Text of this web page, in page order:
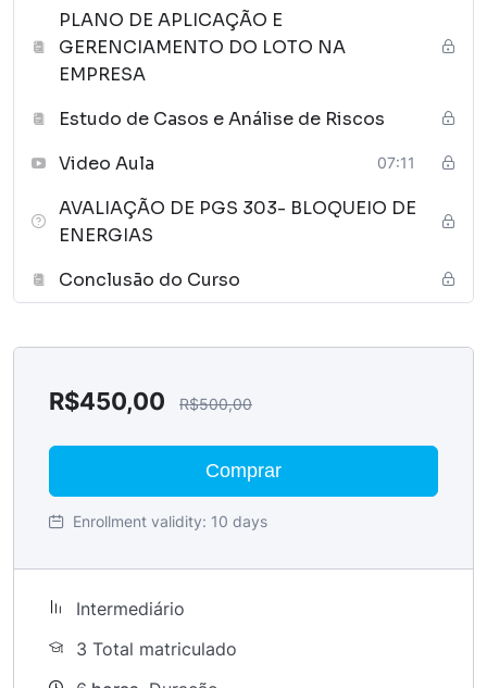
PLANO DE APLICAÇÃO E
GERENCIAMENTO DO LOTO NA
EMPRESA
Estudo de Casos e Análise de Riscos
Video Aula
07:11
AVALIAÇÃO DE PGS 303- BLOQUEIO DE
ENERGIAS
Conclusão do Curso
R$450,00 R$500,00
Comprar
Enrollment validity: 10 days
Intermediário
3 Total matriculado